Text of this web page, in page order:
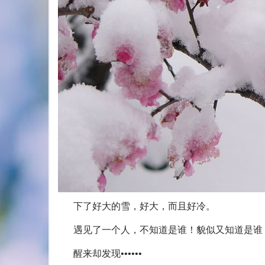
下了好大的雪，好大，而且好冷。
遇见了一个人，不知道是谁！貌似又知道是谁
醒来却发现••••••